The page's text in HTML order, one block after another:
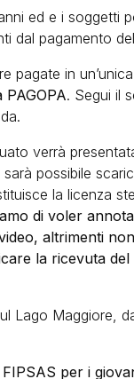
ed e i soggetti
dal pagamento
pagate in
PAGOPA. Segui il
verrà
possibile
la licenza
di voler
altrimenti
la ricevuta del
Lago Maggiore,
FIPSAS per i